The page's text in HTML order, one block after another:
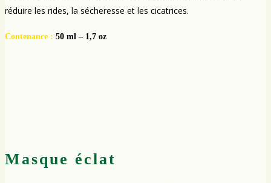
réduire les rides, la sécheresse et les cicatrices.
Contenance : 50 ml – 1,7 oz
Masque éclat